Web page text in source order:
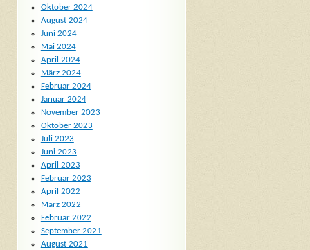
Oktober 2024
August 2024
Juni 2024
Mai 2024
April 2024
März 2024
Februar 2024
Januar 2024
November 2023
Oktober 2023
Juli 2023
Juni 2023
April 2023
Februar 2023
April 2022
März 2022
Februar 2022
September 2021
August 2021